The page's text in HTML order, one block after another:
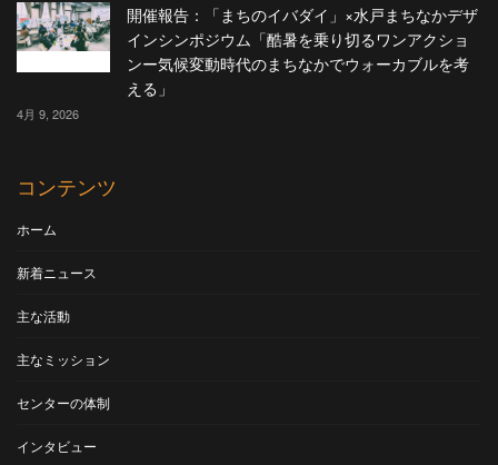
開催報告：「まちのイバダイ」×水戸まちなかデザ
インシンポジウム「酷暑を乗り切るワンアクショ
ンー気候変動時代のまちなかでウォーカブルを考
える」
4月 9, 2026
コンテンツ
ホーム
新着ニュース
主な活動
主なミッション
センターの体制
インタビュー